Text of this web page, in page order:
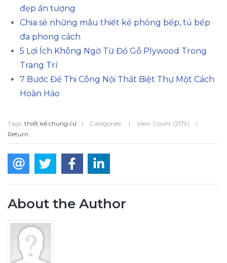
đẹp ấn tượng
Chia sẻ những mẫu thiết kế phòng bếp, tủ bếp
đa phong cách
5 Lợi Ích Không Ngờ Từ Đồ Gỗ Plywood Trong
Trang Trí
7 Bước Để Thi Công Nội Thất Biệt Thự Một Cách
Hoàn Hảo
Tags: thiết kế chung cư | Categories: | View Count (2179)
|
Return
About the Author